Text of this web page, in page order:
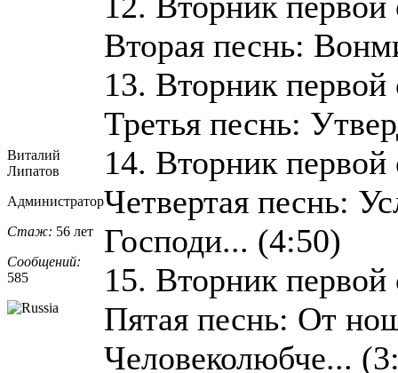
Виталий
Липатов
Администратор
Стаж: 56 лет
Сообщений:
585
Вторая песнь:
13. Вторник
Третья песнь:
14. Вторник
Четвертая песнь:
Господи... (4:50)
15. Вторник
Пятая песнь: От
Человеколюбче...